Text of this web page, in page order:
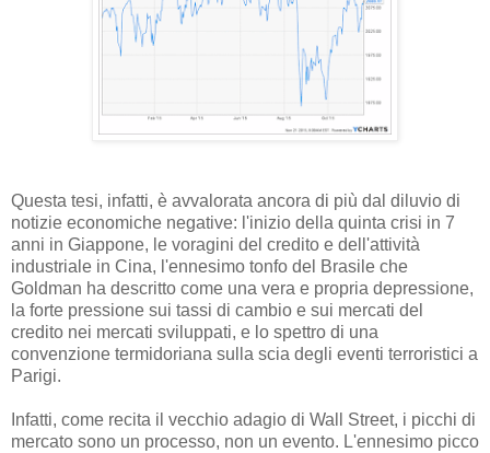
Questa tesi, infatti, è avvalorata ancora di più dal diluvio di
notizie economiche negative: l'inizio della quinta crisi in 7
anni in Giappone, le voragini del credito e dell'attività
industriale in Cina, l'ennesimo tonfo del Brasile che
Goldman ha descritto come una vera e propria depressione,
la forte pressione sui tassi di cambio e sui mercati del
credito nei mercati sviluppati, e lo spettro di una
convenzione termidoriana sulla scia degli eventi terroristici a
Parigi.
Infatti, come recita il vecchio adagio di Wall Street, i picchi di
mercato sono un processo, non un evento. L'ennesimo picco